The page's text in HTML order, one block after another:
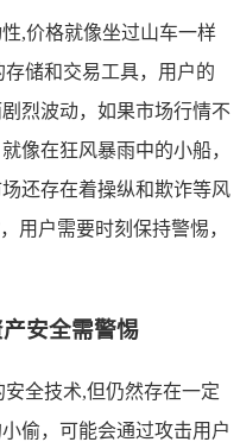
,价格就像坐过山车一样
储和交易工具，用户的
烈波动，如果市场行情不
像在狂风暴雨中的小船，
还存在着操纵和欺诈等风
用户需要时刻保持警惕，
产安全需警惕
全技术,但仍然存在一定
偷，可能会通过攻击用户